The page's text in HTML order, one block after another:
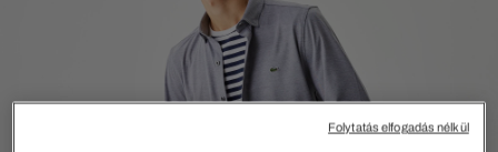
Folytatás elfogadás nélkül